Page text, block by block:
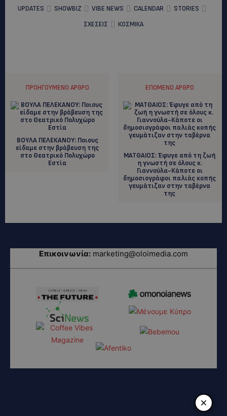
UPDATES SHOWBIZ VIBE NEWS CALENDAR
STORIES
ΣΧΕΣΕΙΣ
ΚΟΣΜΙΚΑ
ΠΡΟΗΓΟΎΜΕΝΟ ΆΡΘΡΟ
BOYΛΑ ΠΕΛΕΚΑΝΟΥ: Ποιους
είδαμε στην βράβευση της
στο Θεατρικό Πολυχώρο
Εστία
ΕΠΌΜΕΝΟ ΆΡΘΡΟ
ΜΑΤΘΑΙΟΣ: Έφυγε από τη ζωή
η γνωστή σε όλους κ.
Γιαννούλα-Κάποτε οι
δημοσιογράφοι παλιάς κοπής
γευμάτιζαν στην ταβέρνα
της
Επικοινωνία: marketing@oloimedia.com